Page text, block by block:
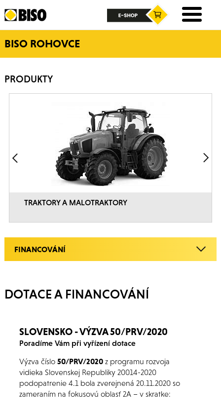
BISO ROHOVCE
PRODUKTY
TRAKTORY A MALOTRAKTORY
FINANCOVÁNÍ
DOTACE A FINANCOVÁNÍ
SLOVENSKO - VÝZVA 50/PRV/2020
Poradíme Vám při vyřízení dotace
Výzva číslo 50/PRV/2020z programu rozvoja
vidieka Slovenskej Republiky 20014-2020
podopatrenie 4.1 bola zverejnená 20.11.2020 so
zameraním na fokusovú oblasť 2A – v skratke: